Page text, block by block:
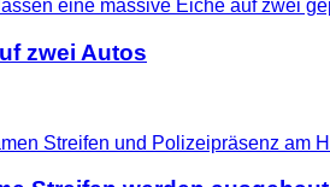
zwei Autos